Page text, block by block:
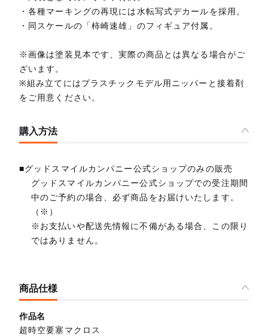
・各種マーキングの再現には水転写式デカールを採用。
・同スケールの「柿崎速雄」のフィギュア付属。
※画像は塗装見本です、実際の商品とは異なる場合がご
ざいます。
※組み立てにはプラスチックモデル用ニッパーと接着剤
をご用意ください。
購入方法
■グッドスマイルカンパニー公式ショップのみの販売
グッドスマイルカンパニー公式ショップでの受注期間
中のご予約の場合、必ず商品をお届けいたします。
（※）
※お支払いや配送先情報に不備がある場合、この限り
ではありません。
商品仕様
作品名
超時空要塞マクロス